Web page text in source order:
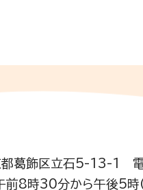
葛飾区立石5-13-1
前8時30分から午後5